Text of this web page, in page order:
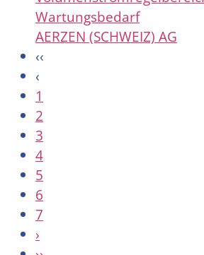
Wartungsbedarf
AERZEN (SCHWEIZ) AG
‹‹
‹
1
2
3
4
5
6
7
›